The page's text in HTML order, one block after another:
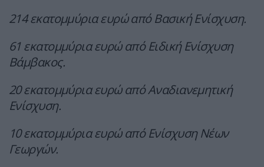
214 εκατομμύρια ευρώ από Βασική Ενίσχυση.
61 εκατομμύρια ευρώ από Ειδική Ενίσχυση
Βάμβακος.
20 εκατομμύρια ευρώ από Αναδιανεμητική
Ενίσχυση.
10 εκατομμύρια ευρώ από Ενίσχυση Νέων
Γεωργών.